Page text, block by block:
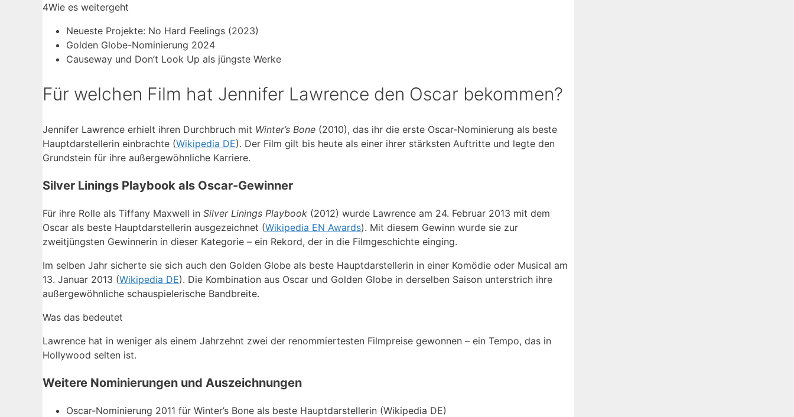
4Wie es weitergeht
Neueste Projekte: No Hard Feelings (2023)
Golden Globe-Nominierung 2024
Causeway und Don’t Look Up als jüngste Werke
Für welchen Film hat Jennifer Lawrence den Oscar bekommen?
Jennifer Lawrence erhielt ihren Durchbruch mit Winter’s Bone (2010), das ihr die erste Oscar-Nominierung als beste
Hauptdarstellerin einbrachte (Wikipedia DE). Der Film gilt bis heute als einer ihrer stärksten Auftritte und legte den
Grundstein für ihre außergewöhnliche Karriere.
Silver Linings Playbook als Oscar-Gewinner
Für ihre Rolle als Tiffany Maxwell in Silver Linings Playbook (2012) wurde Lawrence am 24. Februar 2013 mit dem
Oscar als beste Hauptdarstellerin ausgezeichnet (Wikipedia EN Awards). Mit diesem Gewinn wurde sie zur
zweitjüngsten Gewinnerin in dieser Kategorie – ein Rekord, der in die Filmgeschichte einging.
Im selben Jahr sicherte sie sich auch den Golden Globe als beste Hauptdarstellerin in einer Komödie oder Musical am
13. Januar 2013 (Wikipedia DE). Die Kombination aus Oscar und Golden Globe in derselben Saison unterstrich ihre
außergewöhnliche schauspielerische Bandbreite.
Was das bedeutet
Lawrence hat in weniger als einem Jahrzehnt zwei der renommiertesten Filmpreise gewonnen – ein Tempo, das in
Hollywood selten ist.
Weitere Nominierungen und Auszeichnungen
Oscar-Nominierung 2011 für Winter’s Bone als beste Hauptdarstellerin (Wikipedia DE)